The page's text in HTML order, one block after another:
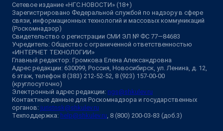
Сетевое издание «НГС.НОВОСТИ» (18+)
Зарегистрировано Федеральной службой по надзору в сфере
связи, информационных технологий и массовых коммуникаций
(Роскомнадзор)
Свидетельство о регистрации СМИ ЭЛ № ФС 77—84683
Учредитель: Общество с ограниченной ответственностью
«ИНТЕРНЕТ ТЕХНОЛОГИИ»
Главный редактор: Громкова Елена Александровна
Адрес редакции: 630099, Россия, Новосибирск, ул. Ленина, д. 12,
6 этаж, телефон 8 (383) 212-52-52, 8 (923) 157-00-00
(круглосуточно)
Электронный адрес редакции: ngs@shkulev.ru
Контактные данные для Роскомнадзора и государственных
органов: juristnsk@shkulev.ru
Техподдержка: help@shkulev.ru , 8 (800) 200-03-83 (доб.3)